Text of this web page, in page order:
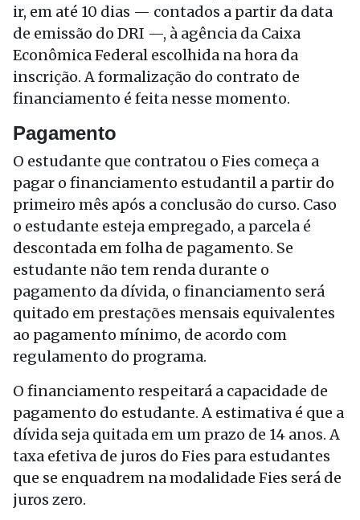
ir, em até 10 dias — contados a partir da data
de emissão do DRI —, à agência da Caixa
Econômica Federal escolhida na hora da
inscrição. A formalização do contrato de
financiamento é feita nesse momento.
Pagamento
O estudante que contratou o Fies começa a
pagar o financiamento estudantil a partir do
primeiro mês após a conclusão do curso. Caso
o estudante esteja empregado, a parcela é
descontada em folha de pagamento. Se
estudante não tem renda durante o
pagamento da dívida, o financiamento será
quitado em prestações mensais equivalentes
ao pagamento mínimo, de acordo com
regulamento do programa.
O financiamento respeitará a capacidade de
pagamento do estudante. A estimativa é que a
dívida seja quitada em um prazo de 14 anos. A
taxa efetiva de juros do Fies para estudantes
que se enquadrem na modalidade Fies será de
juros zero.